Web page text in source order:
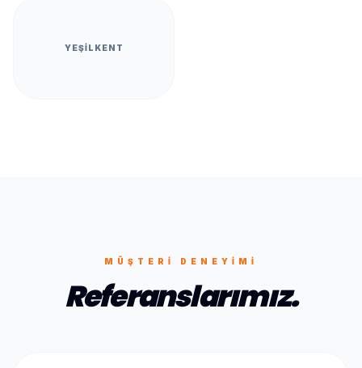
YEŞILKENT
MÜŞTERI DENEYIMI
Referanslarımız.